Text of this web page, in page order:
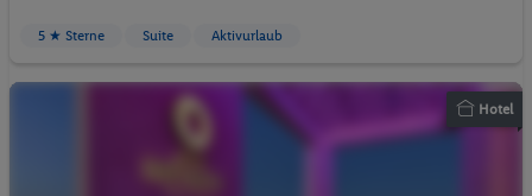
5 ★ Sterne Suite Aktivurlaub
Hotel